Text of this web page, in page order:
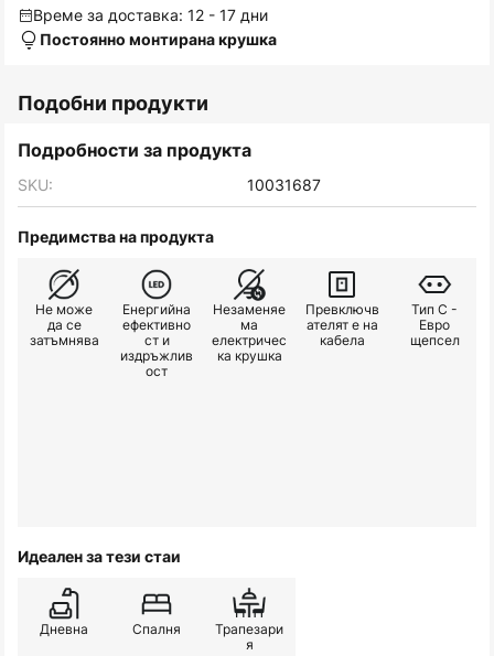
Време за доставка: 12 - 17 дни
Постоянно монтирана крушка
Подобни продукти
Подробности за продукта
SKU: 10031687
Предимства на продукта
Не може
да се
затъмнява
Енергийна
ефективно
ст и
издръжлив
ост
Незаменяе
ма
електричес
ка крушка
Превключв
ателят е на
кабела
Тип C -
Евро
щепсел
Идеален за тези стаи
Дневна Спалня
Трапезари
я